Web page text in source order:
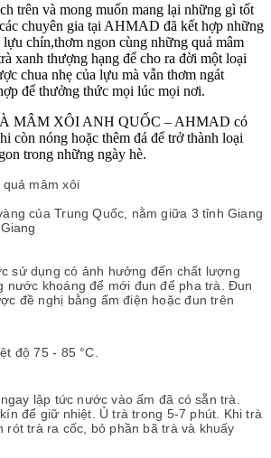
trên và mong muốn mang lại những gì tốt
chuyên gia tại AHMAD đã kết hợp những
chín,thơm ngon cùng những quả mâm
xanh thượng hạng để cho ra đời một loại
chua nhẹ của lựu mà vẫn thơm ngát
để thưởng thức mọi lúc mọi nơi.
MÂM XÔI ANH QUỐC – AHMAD có
còn nóng hoặc thêm đá để trở thành loại
trong những ngày hè.
mâm xôi
của Trung Quốc, nằm giữa 3 tỉnh Giang
sử dụng có ảnh hưởng đến chất lượng
nước khoáng để mới đun để pha trà. Đun
đề nghị bằng ấm điện hoặc đun trên
độ 75 - 85 °C.
lập tức nước vào ấm đã có sẵn trà.
để giữ nhiệt. Ủ trà trong 5-7 phút. Khi trà
rót trà ra cốc, bỏ phần bã trà và khuấy